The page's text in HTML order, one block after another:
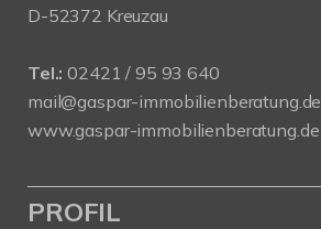
D-52372 Kreuzau
Tel.: 02421 / 95 93 640
mail@gaspar-immobilienberatung.de
www.gaspar-immobilienberatung.de
PROFIL